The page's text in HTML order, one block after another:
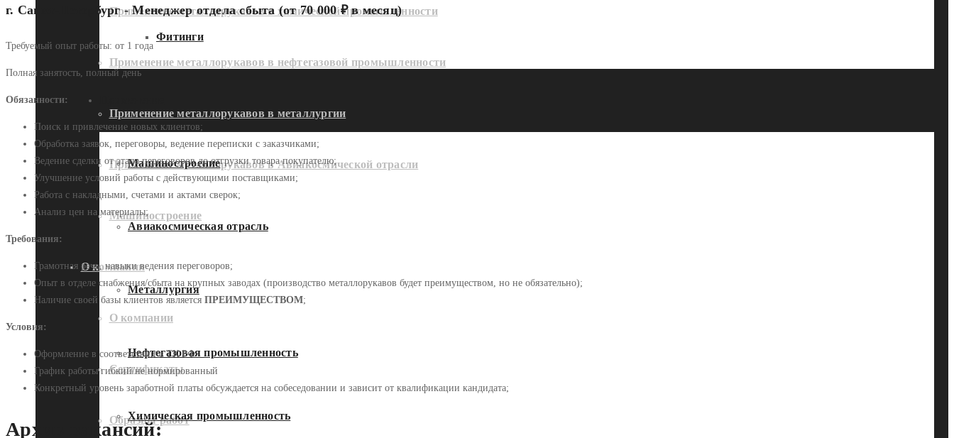
Применение металлорукавов в химической промышленности
Применение металлорукавов в нефтегазовой промышленности
Применение металлорукавов в металлургии
Применение металлорукавов в Авиакосмической отрасли
Машиностроение
О компании
О компании
Сертификаты
Образцы работ
Фитинги
Машиностроение
Авиакосмическая отрасль
Металлургия
Нефтегазовая промышленность
Химическая промышленность
г. Санкт-Петербург - Менеджер отдела сбыта (от 70 000 ₽ в месяц)
Требуемый опыт работы: от 1 года
Полная занятость, полный день
Обязанности:
Поиск и привлечение новых клиентов;
Обработка заявок, переговоры, ведение переписки с заказчиками;
Ведение сделки от этапа переговоров до отгрузки товара покупателю;
Улучшение условий работы с действующими поставщиками;
Работа с накладными, счетами и актами сверок;
Анализ цен на материалы;
Требования:
Грамотная речь, навыки ведения переговоров;
Опыт в отделе снабжения/сбыта на крупных заводах (производство металлорукавов будет преимуществом, но не обязательно);
Наличие своей базы клиентов является ПРЕИМУЩЕСТВОМ;
Условия:
Оформление в соответствии с ТК РФ
График работы гибкий/не нормированный
Конкретный уровень заработной платы обсуждается на собеседовании и зависит от квалификации кандидата;
Архив вакансий: